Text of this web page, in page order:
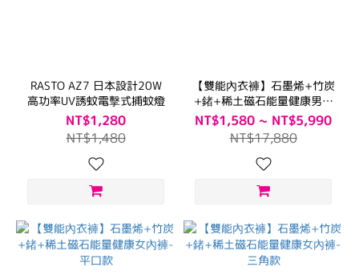
RASTO AZ7 日本設計20W
高功率UV誘蚊電擊式捕蚊燈
NT$1,280
NT$1,480
【雙能內衣褲】石墨烯+竹炭
+鍺+稀土磁石能量健康男內
褲
NT$1,580 ~ NT$5,990
NT$17,880